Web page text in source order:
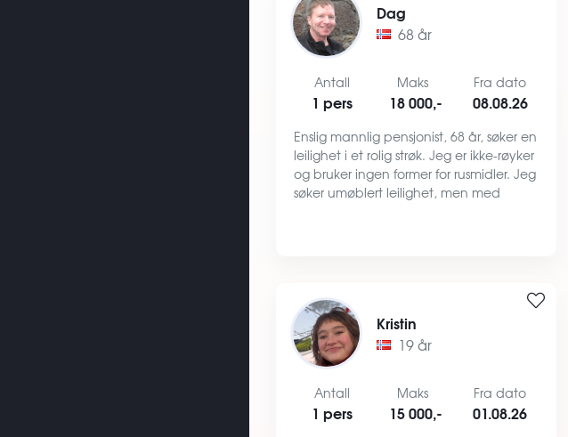
Dag
68 år
Antall
1 pers
Maks
18 000,-
Fra dato
08.08.26
Enslig mannlig pensjonist, 68 år, søker en
leilighet i et rolig strøk. Jeg er ikke-røyker
og bruker ingen former for rusmidler. Jeg
søker umøblert leilighet, men med
Kristin
19 år
Antall
1 pers
Maks
15 000,-
Fra dato
01.08.26